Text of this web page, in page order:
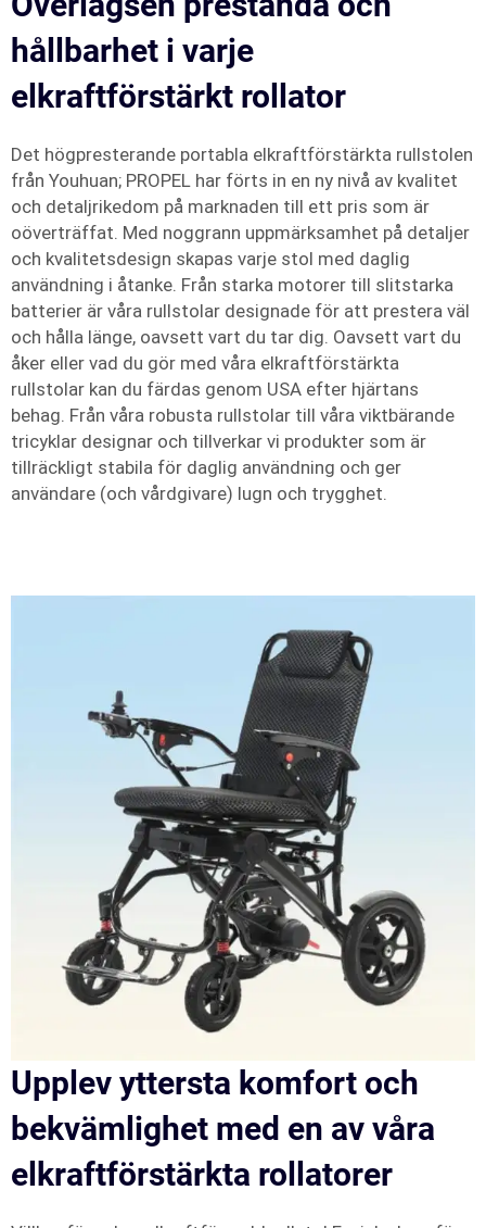
hållbarhet i varje
elkraftförstärkt rollator
Det högpresterande portabla elkraftförstärkta rullstolen
från Youhuan; PROPEL har förts in en ny nivå av kvalitet
och detaljrikedom på marknaden till ett pris som är
oöverträffat. Med noggrann uppmärksamhet på detaljer
och kvalitetsdesign skapas varje stol med daglig
användning i åtanke. Från starka motorer till slitstarka
batterier är våra rullstolar designade för att prestera väl
och hålla länge, oavsett vart du tar dig. Oavsett vart du
åker eller vad du gör med våra elkraftförstärkta
rullstolar kan du färdas genom USA efter hjärtans
behag. Från våra robusta rullstolar till våra viktbärande
tricyklar designar och tillverkar vi produkter som är
tillräckligt stabila för daglig användning och ger
användare (och vårdgivare) lugn och trygghet.
Upplev yttersta komfort och
bekvämlighet med en av våra
elkraftförstärkta rollatorer